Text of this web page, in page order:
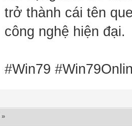
trở thành cái tên
công nghệ hiện đại.
#Win79
»